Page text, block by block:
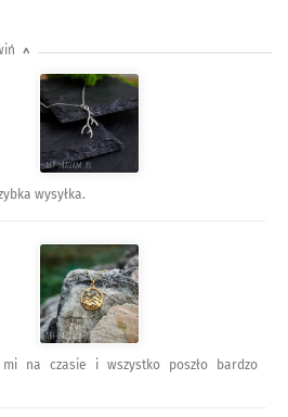
>
wysyłka.
mi na czasie i wszystko poszło bardzo